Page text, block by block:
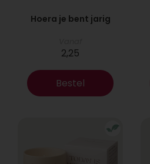
Hoera je bent jarig
2,25
Bestel